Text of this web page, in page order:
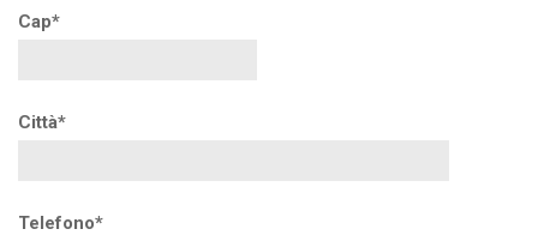
Cap*
Città*
Telefono*